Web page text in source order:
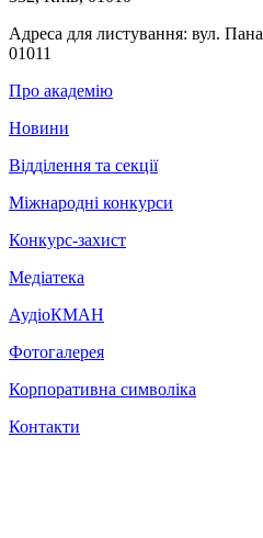
Адреса для листування: вул.
01011
Про академію
Новини
Відділення та секції
Міжнародні конкурси
Конкурс-захист
Медіатека
АудіоКМАН
Фотогалерея
Корпоративна символіка
Контакти